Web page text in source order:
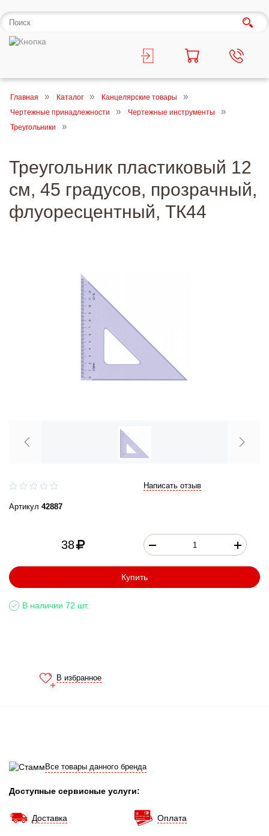
Главная Каталог
Канцелярские товары
Чертежные принадлежности
Чертежные инструменты
Треугольники
Треугольник пластиковый 12
см, 45 градусов, прозрачный,
флуоресцентный, ТК44
Написать отзыв
Артикул 42887
38
Купить
В наличии 72 шт.
В избранное
Все товары данного бренда
Доступные сервисные услуги:
Доставка Оплата